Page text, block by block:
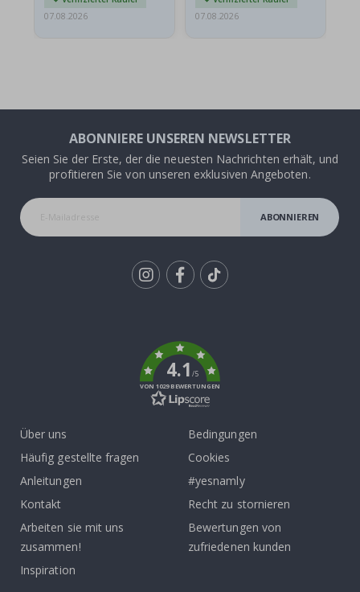
07.08.2026
07.08.2026
ABONNIERE UNSEREN NEWSLETTER
Seien Sie der Erste, der die neuesten Nachrichten erhält, und
profitieren Sie von unseren exklusiven Angeboten.
ABONNIEREN
4.1/5
VON 1029 BEWERTUNGEN
Über uns
Häufig gestellte fragen
Anleitungen
Kontakt
Arbeiten sie mit uns
zusammen!
Inspiration
Bedingungen
Cookies
#yesnamly
Recht zu stornieren
Bewertungen von
zufriedenen kunden